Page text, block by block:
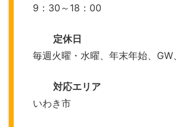
9：30～18：00
定休日
毎週火曜・水曜、年末年始、GW
対応エリア
いわき市